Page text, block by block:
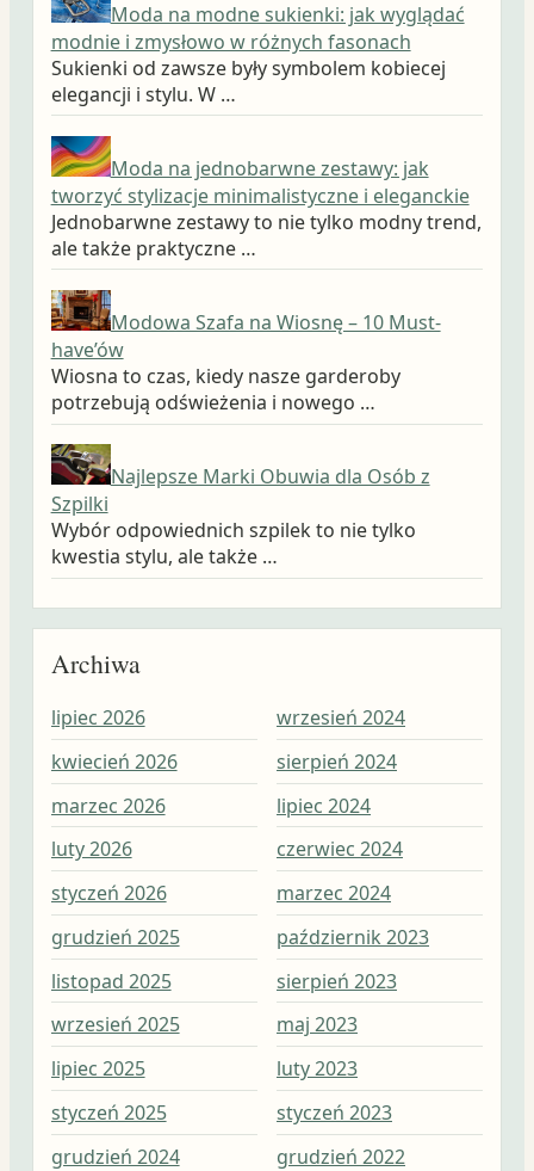
Moda na modne sukienki: jak wyglądać
modnie i zmysłowo w różnych fasonach
Sukienki od zawsze były symbolem kobiecej
elegancji i stylu. W …
Moda na jednobarwne zestawy: jak
tworzyć stylizacje minimalistyczne i eleganckie
Jednobarwne zestawy to nie tylko modny trend,
ale także praktyczne …
Modowa Szafa na Wiosnę – 10 Must-
have’ów
Wiosna to czas, kiedy nasze garderoby
potrzebują odświeżenia i nowego …
Najlepsze Marki Obuwia dla Osób z
Szpilki
Wybór odpowiednich szpilek to nie tylko
kwestia stylu, ale także …
Archiwa
lipiec 2026
kwiecień 2026
marzec 2026
luty 2026
styczeń 2026
grudzień 2025
listopad 2025
wrzesień 2025
lipiec 2025
styczeń 2025
grudzień 2024
wrzesień 2024
sierpień 2024
lipiec 2024
czerwiec 2024
marzec 2024
październik 2023
sierpień 2023
maj 2023
luty 2023
styczeń 2023
grudzień 2022